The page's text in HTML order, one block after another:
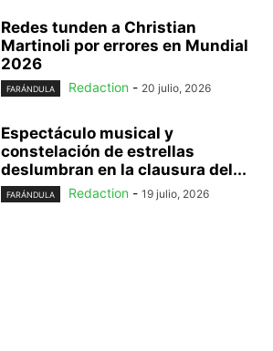
Redes tunden a Christian
Martinoli por errores en Mundial
2026
FARÁNDULA Redaction - 20 julio, 2026
Espectáculo musical y
constelación de estrellas
deslumbran en la clausura del...
FARÁNDULA Redaction - 19 julio, 2026